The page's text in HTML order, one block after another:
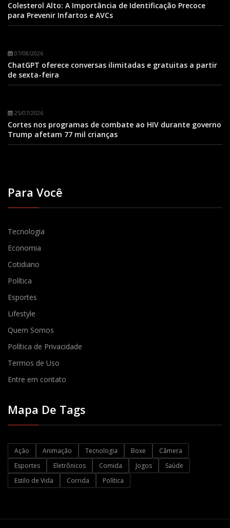
Colesterol Alto: A Importância de Identificação Precoce
para Prevenir Infartos e AVCs
07/08/2026
ChatGPT oferece conversas ilimitadas e gratuitas a partir
de sexta-feira
25/07/2026
Cortes nos programas de combate ao HIV durante governo
Trump afetam 77 mil crianças
Para Você
Tecnologia
Economia
Cotidiano
Política
Esportes
Lifestyle
Quem Somos
Política de Privacidade
Termos de Uso
Entre em contato
Mapa De Tags
Ação Animação Tecnologia Boxe
Câmera
Esportes
Eletrônicos Comida Jogos
Saúde
Estilo de Vida
Corrida Política